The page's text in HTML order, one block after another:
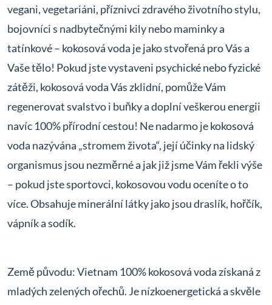
vegani, vegetariáni, příznivci zdravého životního stylu,
bojovníci s nadbytečnými kily nebo maminky a
tatínkové – kokosová voda je jako stvořená pro Vás a
Vaše tělo! Pokud jste vystaveni psychické nebo fyzické
zátěži, kokosová voda Vás zklidní, pomůže Vám
regenerovat svalstvo i buňky a doplní veškerou energii
navíc 100% přírodní cestou! Ne nadarmo je kokosová
voda nazývána „stromem života“, její účinky na lidský
organismus jsou nezměrné a jak již jsme Vám řekli výše
– pokud jste sportovci, kokosovou vodu oceníte o to
více. Obsahuje minerální látky jako jsou draslík, hořčík,
vápník a sodík.
Země původu: Vietnam 100% kokosová voda získaná z
mladých zelených ořechů. Je nízkoenergetická a skvěle